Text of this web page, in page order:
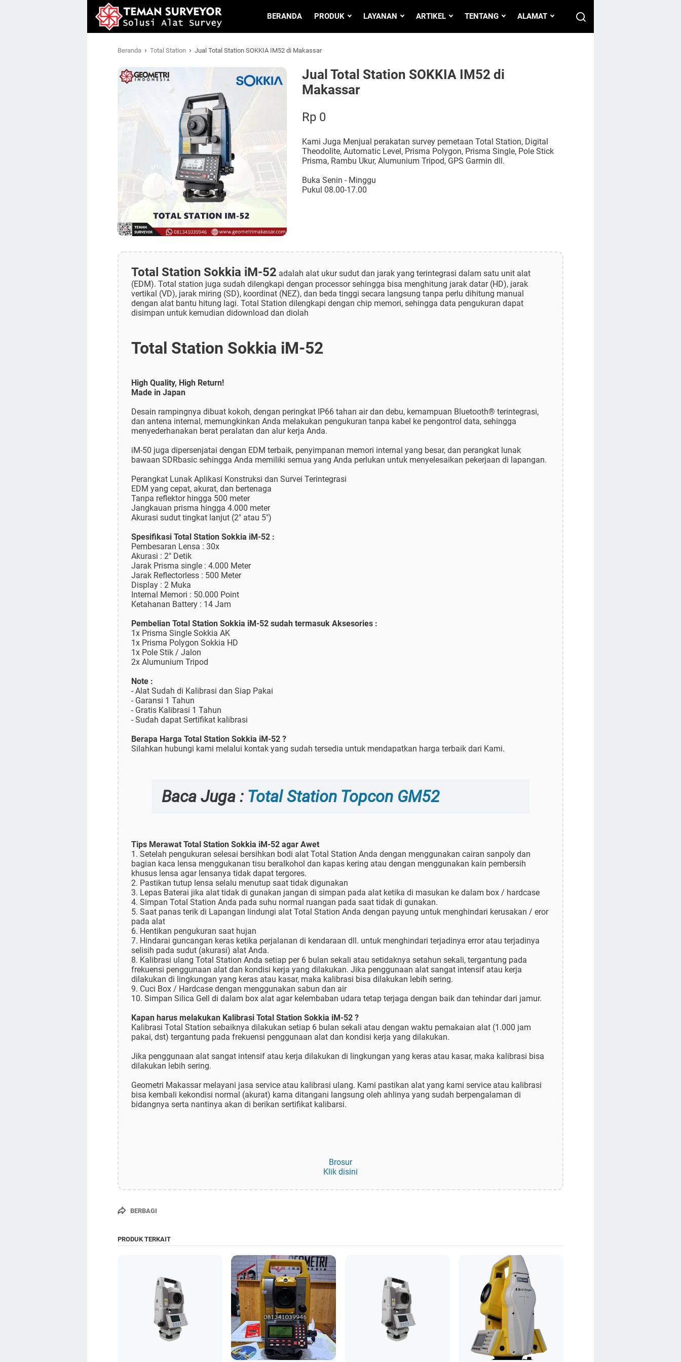
BERANDA PRODUK LAYANAN ARTIKEL TENTANG ALAMAT
Beranda › Total Station › Jual Total Station SOKKIA IM52 di Makassar
Jual Total Station SOKKIA IM52 di
Makassar
Rp 0
Kami Juga Menjual perakatan survey pemetaan Total Station, Digital
Theodolite, Automatic Level, Prisma Polygon, Prisma Single, Pole Stick
Prisma, Rambu Ukur, Alumunium Tripod, GPS Garmin dll.
Buka Senin - Minggu
Pukul 08.00-17.00
Total Station Sokkia iM-52 adalah alat ukur sudut dan jarak yang terintegrasi dalam satu unit alat
(EDM). Total station juga sudah dilengkapi dengan processor sehingga bisa menghitung jarak datar (HD), jarak
vertikal (VD), jarak miring (SD), koordinat (NEZ), dan beda tinggi secara langsung tanpa perlu dihitung manual
dengan alat bantu hitung lagi. Total Station dilengkapi dengan chip memori, sehingga data pengukuran dapat
disimpan untuk kemudian didownload dan diolah
Total Station Sokkia iM-52
High Quality, High Return!
Made in Japan
Desain rampingnya dibuat kokoh, dengan peringkat IP66 tahan air dan debu, kemampuan Bluetooth® terintegrasi,
dan antena internal, memungkinkan Anda melakukan pengukuran tanpa kabel ke pengontrol data, sehingga
menyederhanakan berat peralatan dan alur kerja Anda.
iM-50 juga dipersenjatai dengan EDM terbaik, penyimpanan memori internal yang besar, dan perangkat lunak
bawaan SDRbasic sehingga Anda memiliki semua yang Anda perlukan untuk menyelesaikan pekerjaan di lapangan.
Perangkat Lunak Aplikasi Konstruksi dan Survei Terintegrasi
EDM yang cepat, akurat, dan bertenaga
Tanpa reflektor hingga 500 meter
Jangkauan prisma hingga 4.000 meter
Akurasi sudut tingkat lanjut (2" atau 5")
Spesifikasi Total Station Sokkia iM-52 :
Pembesaran Lensa : 30x
Akurasi : 2" Detik
Jarak Prisma single : 4.000 Meter
Jarak Reflectorless : 500 Meter
Display : 2 Muka
Internal Memori : 50.000 Point
Ketahanan Battery : 14 Jam
Pembelian Total Station Sokkia iM-52 sudah termasuk Aksesories :
1x Prisma Single Sokkia AK
1x Prisma Polygon Sokkia HD
1x Pole Stik / Jalon
2x Alumunium Tripod
Note :
- Alat Sudah di Kalibrasi dan Siap Pakai
- Garansi 1 Tahun
- Gratis Kalibrasi 1 Tahun
- Sudah dapat Sertifikat kalibrasi
Berapa Harga Total Station Sokkia iM-52 ?
Silahkan hubungi kami melalui kontak yang sudah tersedia untuk mendapatkan harga terbaik dari Kami.
Baca Juga : Total Station Topcon GM52
Tips Merawat Total Station Sokkia iM-52 agar Awet
1. Setelah pengukuran selesai bersihkan bodi alat Total Station Anda dengan menggunakan cairan sanpoly dan
bagian kaca lensa menggukanan tisu beralkohol dan kapas kering atau dengan menggunakan kain pembersih
khusus lensa agar lensanya tidak dapat tergores.
2. Pastikan tutup lensa selalu menutup saat tidak digunakan
3. Lepas Baterai jika alat tidak di gunakan jangan di simpan pada alat ketika di masukan ke dalam box / hardcase
4. Simpan Total Station Anda pada suhu normal ruangan pada saat tidak di gunakan.
5. Saat panas terik di Lapangan lindungi alat Total Station Anda dengan payung untuk menghindari kerusakan / eror
pada alat
6. Hentikan pengukuran saat hujan
7. Hindarai guncangan keras ketika perjalanan di kendaraan dll. untuk menghindari terjadinya error atau terjadinya
selisih pada sudut (akurasi) alat Anda.
8. Kalibrasi ulang Total Station Anda setiap per 6 bulan sekali atau setidaknya setahun sekali, tergantung pada
frekuensi penggunaan alat dan kondisi kerja yang dilakukan. Jika penggunaan alat sangat intensif atau kerja
dilakukan di lingkungan yang keras atau kasar, maka kalibrasi bisa dilakukan lebih sering.
9. Cuci Box / Hardcase dengan menggunakan sabun dan air
10. Simpan Silica Gell di dalam box alat agar kelembaban udara tetap terjaga dengan baik dan tehindar dari jamur.
Kapan harus melakukan Kalibrasi Total Station Sokkia iM-52 ?
Kalibrasi Total Station sebaiknya dilakukan setiap 6 bulan sekali atau dengan waktu pemakaian alat (1.000 jam
pakai, dst) tergantung pada frekuensi penggunaan alat dan kondisi kerja yang dilakukan.
Jika penggunaan alat sangat intensif atau kerja dilakukan di lingkungan yang keras atau kasar, maka kalibrasi bisa
dilakukan lebih sering.
Geometri Makassar melayani jasa service atau kalibrasi ulang. Kami pastikan alat yang kami service atau kalibrasi
bisa kembali kekondisi normal (akurat) karna ditangani langsung oleh ahlinya yang sudah berpengalaman di
bidangnya serta nantinya akan di berikan sertifikat kalibarsi.
Brosur
Klik disini
BERBAGI
PRODUK TERKAIT